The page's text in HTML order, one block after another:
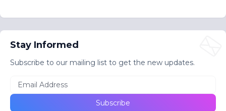
Stay Informed
Subscribe to our mailing list to get the new updates.